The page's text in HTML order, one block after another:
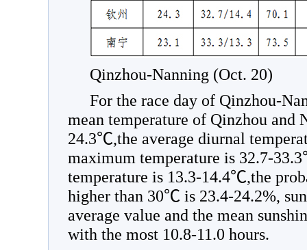
Qinzhou-Nanning (Oct. 20)
For the race day of Qinzhou-
mean temperature of Qinzhou and
24.3℃,the average diurnal
maximum temperature is 32.7-
temperature is 13.3-14.4℃,the
higher than 30℃ is 23.4-24.2%,
average value and the mean
with the most 10.8-11.0 hours.